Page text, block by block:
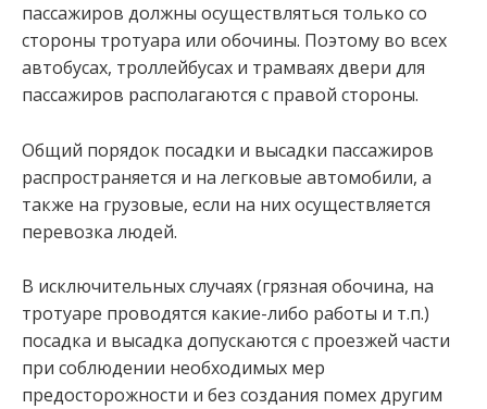
пассажиров должны осуществляться только со
стороны тротуара или обочины. Поэтому во всех
автобусах, троллейбусах и трамваях двери для
пассажиров располагаются с правой стороны.
Общий порядок посадки и высадки пассажиров
распространяется и на легковые автомобили, а
также на грузовые, если на них осуществляется
перевозка людей.
В исключительных случаях (грязная обочина, на
тротуаре проводятся какие-либо работы и т.п.)
посадка и высадка допускаются с проезжей части
при соблюдении необходимых мер
предосторожности и без создания помех другим